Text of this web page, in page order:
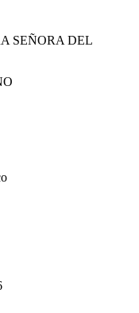
SEÑORA DEL